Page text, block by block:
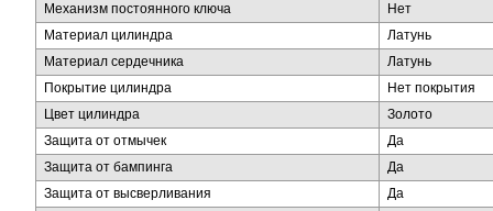
Механизм постоянного ключа
Нет
Материал цилиндра
Латунь
Материал сердечника
Латунь
Покрытие цилиндра
Нет покрытия
Цвет цилиндра
Золото
Защита от отмычек
Да
Защита от бампинга
Да
Защита от высверливания
Да